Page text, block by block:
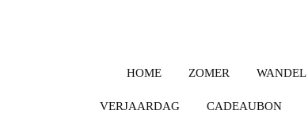
HOME ZOMER WANDEL
VERJAARDAG CADEAUBON